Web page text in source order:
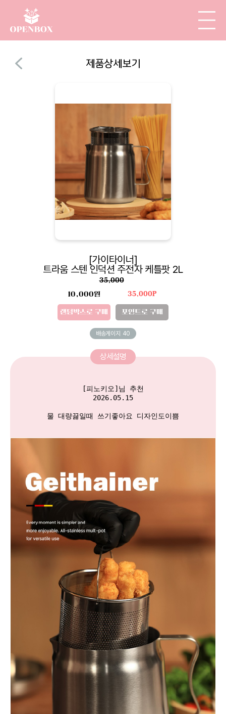
제품상세보기
[가이타이너]
트라움 스텐 인덕션 주전자 케틀팟 2L
35,000
10,000원
랜덤박스로 구매
35,000P
포인트로 구매
배송게이지 40
상세설명
[피노키오]님 추천
2026.05.15
물 대량끓일때 쓰기좋아요 디자인도이쁨